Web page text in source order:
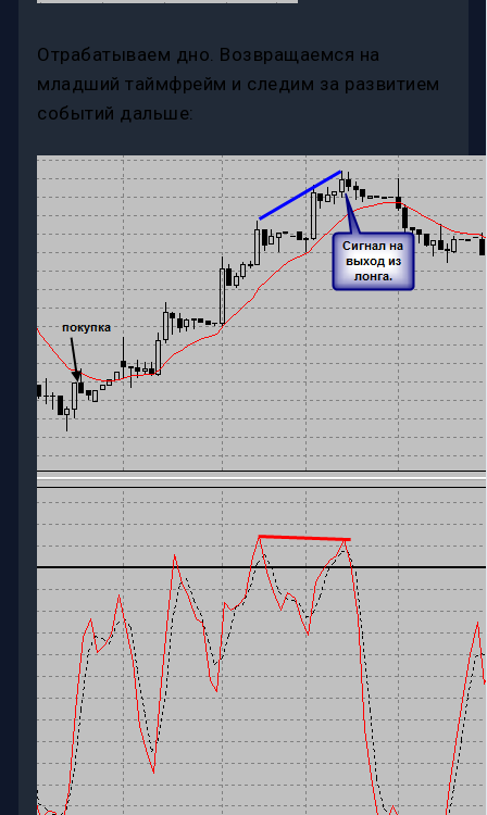
Отрабатываем дно. Возвращаемся на
младший таймфрейм и следим за развитием
событий дальше: